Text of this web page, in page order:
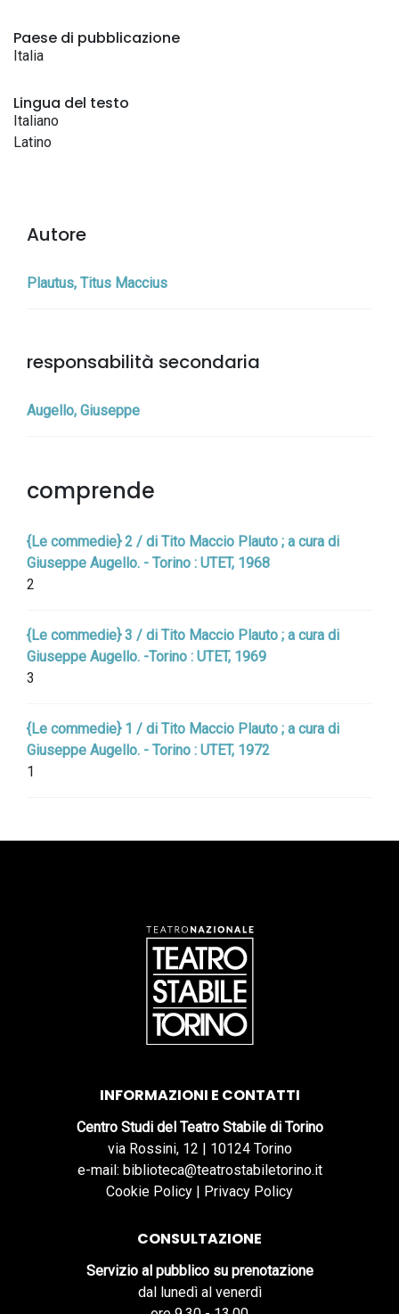
Paese di pubblicazione
Italia
Lingua del testo
Italiano
Latino
Autore
Plautus, Titus Maccius
responsabilità secondaria
Augello, Giuseppe
comprende
{Le commedie} 2 / di Tito Maccio Plauto ; a cura di
Giuseppe Augello. - Torino : UTET, 1968
2
{Le commedie} 3 / di Tito Maccio Plauto ; a cura di
Giuseppe Augello. -Torino : UTET, 1969
3
{Le commedie} 1 / di Tito Maccio Plauto ; a cura di
Giuseppe Augello. - Torino : UTET, 1972
1
INFORMAZIONI E CONTATTI
Centro Studi del Teatro Stabile di Torino
via Rossini, 12 | 10124 Torino
e-mail: biblioteca@teatrostabiletorino.it
Cookie Policy | Privacy Policy
CONSULTAZIONE
Servizio al pubblico su prenotazione
dal lunedì al venerdì